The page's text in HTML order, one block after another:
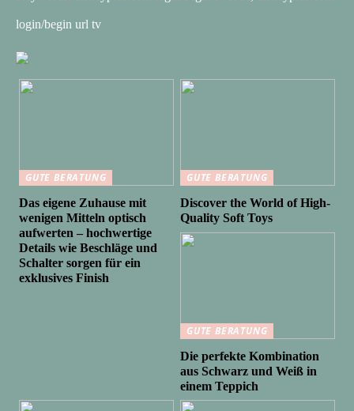
login/begin url tv
GUTE BERATUNG
Das eigene Zuhause mit
wenigen Mitteln optisch
aufwerten – hochwertige
Details wie Beschläge und
Schalter sorgen für ein
exklusives Finish
GUTE BERATUNG
Discover the World of High-
Quality Soft Toys
GUTE BERATUNG
Die perfekte Kombination
aus Schwarz und Weiß in
einem Teppich